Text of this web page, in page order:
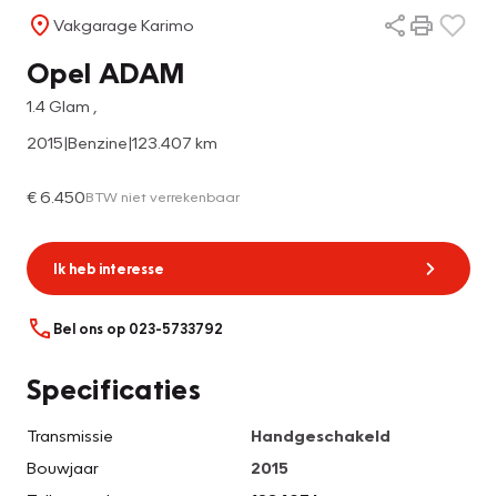
Vakgarage Karimo
Opel ADAM
1.4 Glam ,
2015|Benzine|123.407 km
€ 6.450BTW niet verrekenbaar
Ik heb interesse
Bel ons op 023-5733792
Specificaties
Transmissie
Handgeschakeld
Bouwjaar
2015